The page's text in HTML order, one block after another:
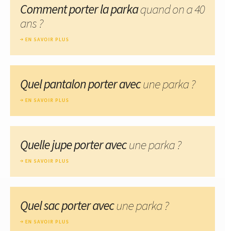
Comment porter la parkaquand on a 40
ans ?
EN SAVOIR PLUS
Quel pantalon porter avecune parka ?
EN SAVOIR PLUS
Quelle jupe porter avecune parka ?
EN SAVOIR PLUS
Quel sac porter avecune parka ?
EN SAVOIR PLUS